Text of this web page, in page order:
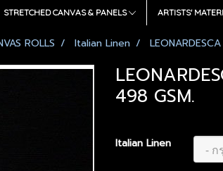
STRETCHED CANVAS & PANELS ARTISTS'
ROLLS Italian Linen
498 GSM.
Italian Linen